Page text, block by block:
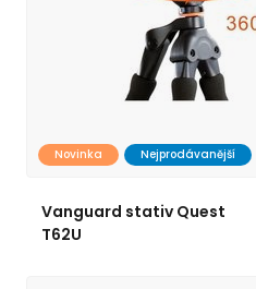
Novinka Nejprodávanější
Vanguard stativ Quest
T62U